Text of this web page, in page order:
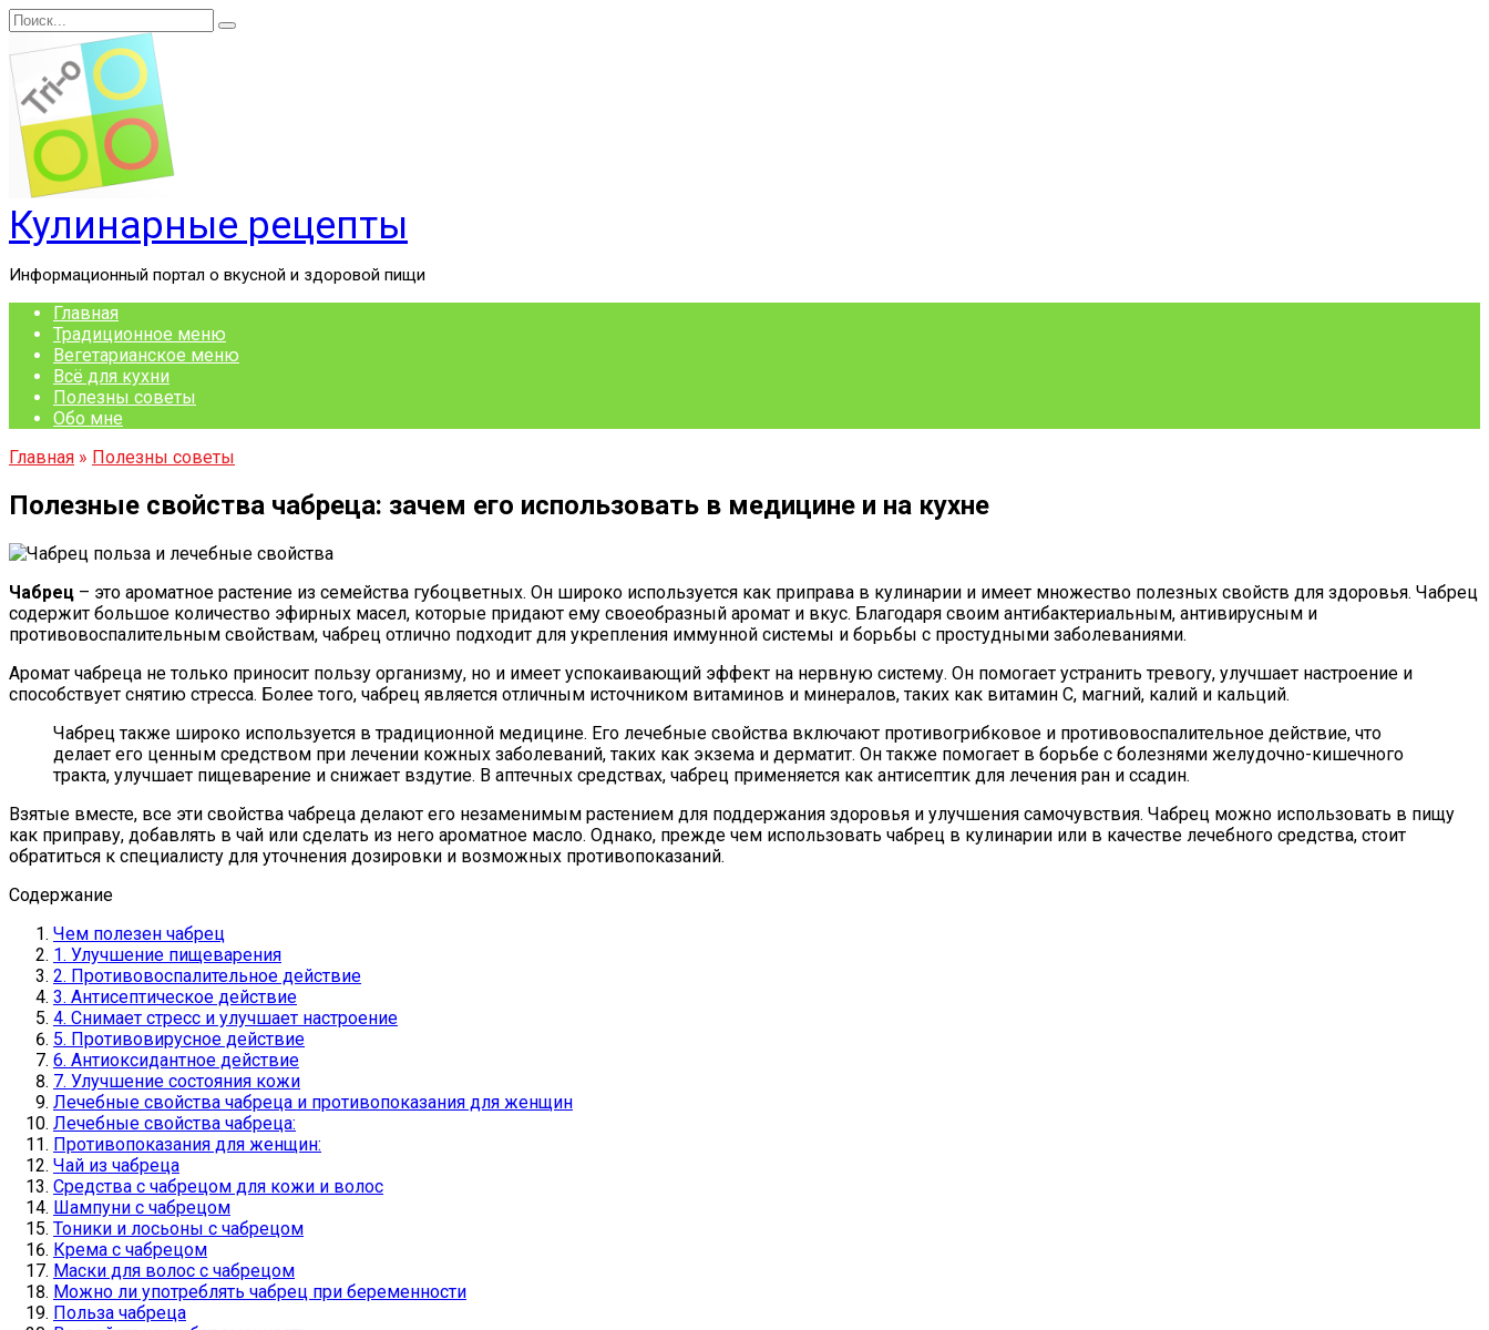
Перейти
к
содержанию
Search
for:
Кулинарные рецепты
Информационный портал о вкусной и здоровой пищи
Главная
Традиционное меню
Вегетарианское меню
Всё для кухни
Полезны советы
Обо мне
Главная » Полезны советы
Полезные свойства чабреца: зачем его использовать в медицине и на кухне
Чабрец – это ароматное растение из семейства губоцветных. Он широко используется как приправа в кулинарии и имеет множество полезных свойств для здоровья. Чабрец
содержит большое количество эфирных масел, которые придают ему своеобразный аромат и вкус. Благодаря своим антибактериальным, антивирусным и
противовоспалительным свойствам, чабрец отлично подходит для укрепления иммунной системы и борьбы с простудными заболеваниями.
Аромат чабреца не только приносит пользу организму, но и имеет успокаивающий эффект на нервную систему. Он помогает устранить тревогу, улучшает настроение и
способствует снятию стресса. Более того, чабрец является отличным источником витаминов и минералов, таких как витамин С, магний, калий и кальций.
Чабрец также широко используется в традиционной медицине. Его лечебные свойства включают противогрибковое и противовоспалительное действие, что
делает его ценным средством при лечении кожных заболеваний, таких как экзема и дерматит. Он также помогает в борьбе с болезнями желудочно-кишечного
тракта, улучшает пищеварение и снижает вздутие. В аптечных средствах, чабрец применяется как антисептик для лечения ран и ссадин.
Взятые вместе, все эти свойства чабреца делают его незаменимым растением для поддержания здоровья и улучшения самочувствия. Чабрец можно использовать в пищу
как приправу, добавлять в чай или сделать из него ароматное масло. Однако, прежде чем использовать чабрец в кулинарии или в качестве лечебного средства, стоит
обратиться к специалисту для уточнения дозировки и возможных противопоказаний.
Содержание
Чем полезен чабрец
1. Улучшение пищеварения
2. Противовоспалительное действие
3. Антисептическое действие
4. Снимает стресс и улучшает настроение
5. Противовирусное действие
6. Антиоксидантное действие
7. Улучшение состояния кожи
Лечебные свойства чабреца и противопоказания для женщин
Лечебные свойства чабреца:
Противопоказания для женщин:
Чай из чабреца
Средства с чабрецом для кожи и волос
Шампуни с чабрецом
Тоники и лосьоны с чабрецом
Крема с чабрецом
Маски для волос с чабрецом
Можно ли употреблять чабрец при беременности
Польза чабреца